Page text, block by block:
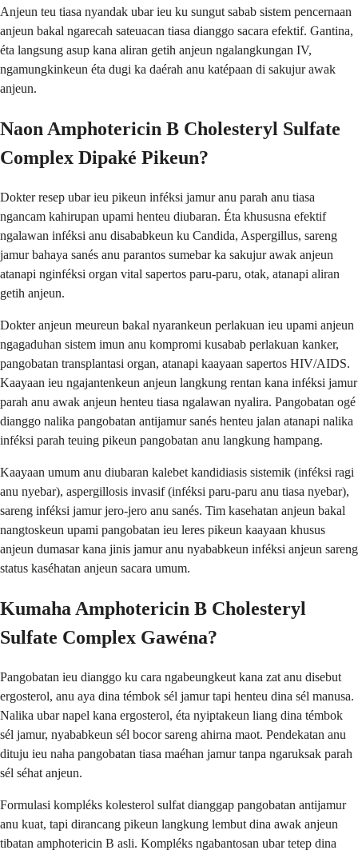
Anjeun teu tiasa nyandak ubar ieu ku sungut sabab sistem pencernaan
anjeun bakal ngarecah sateuacan tiasa dianggo sacara efektif. Gantina,
éta langsung asup kana aliran getih anjeun ngalangkungan IV,
ngamungkinkeun éta dugi ka daérah anu katépaan di sakujur awak
anjeun.
Naon Amphotericin B Cholesteryl Sulfate
Complex Dipaké Pikeun?
Dokter resep ubar ieu pikeun inféksi jamur anu parah anu tiasa
ngancam kahirupan upami henteu diubaran. Éta khususna efektif
ngalawan inféksi anu disababkeun ku Candida, Aspergillus, sareng
jamur bahaya sanés anu parantos sumebar ka sakujur awak anjeun
atanapi nginféksi organ vital sapertos paru-paru, otak, atanapi aliran
getih anjeun.
Dokter anjeun meureun bakal nyarankeun perlakuan ieu upami anjeun
ngagaduhan sistem imun anu kompromi kusabab perlakuan kanker,
pangobatan transplantasi organ, atanapi kaayaan sapertos HIV/AIDS.
Kaayaan ieu ngajantenkeun anjeun langkung rentan kana inféksi jamur
parah anu awak anjeun henteu tiasa ngalawan nyalira. Pangobatan ogé
dianggo nalika pangobatan antijamur sanés henteu jalan atanapi nalika
inféksi parah teuing pikeun pangobatan anu langkung hampang.
Kaayaan umum anu diubaran kalebet kandidiasis sistemik (inféksi ragi
anu nyebar), aspergillosis invasif (inféksi paru-paru anu tiasa nyebar),
sareng inféksi jamur jero-jero anu sanés. Tim kasehatan anjeun bakal
nangtoskeun upami pangobatan ieu leres pikeun kaayaan khusus
anjeun dumasar kana jinis jamur anu nyababkeun inféksi anjeun sareng
status kaséhatan anjeun sacara umum.
Kumaha Amphotericin B Cholesteryl
Sulfate Complex Gawéna?
Pangobatan ieu dianggo ku cara ngabeungkeut kana zat anu disebut
ergosterol, anu aya dina témbok sél jamur tapi henteu dina sél manusa.
Nalika ubar napel kana ergosterol, éta nyiptakeun liang dina témbok
sél jamur, nyababkeun sél bocor sareng ahirna maot. Pendekatan anu
dituju ieu naha pangobatan tiasa maéhan jamur tanpa ngaruksak parah
sél séhat anjeun.
Formulasi kompléks kolesterol sulfat dianggap pangobatan antijamur
anu kuat, tapi dirancang pikeun langkung lembut dina awak anjeun
tibatan amphotericin B asli. Kompléks ngabantosan ubar tetep dina